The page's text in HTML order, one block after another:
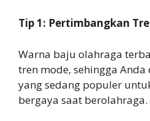
Tip 1: Pertimbangkan
Warna baju olahraga
tren mode, sehingga
yang sedang populer
bergaya saat berolahraga.